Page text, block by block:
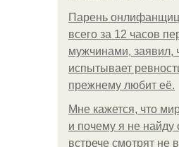
Парень
всего за 12 часов
мужчинами, заявил,
испытывает
прежнему любит её.
Мне кажется, что
и почему я не найду
встрече смотрят не